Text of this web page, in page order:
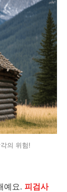
의 위험!
예요. 피검사